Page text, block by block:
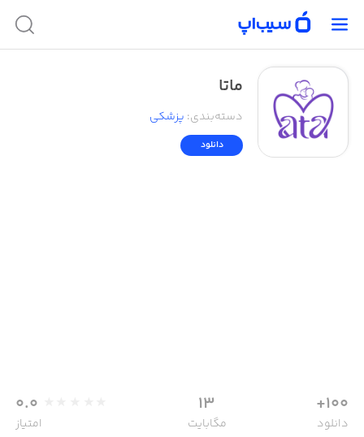
ماتا
دسته‌بندی: پزشکی
دانلود
100+
دانلود
13
مگابایت
0.0
امتیاز